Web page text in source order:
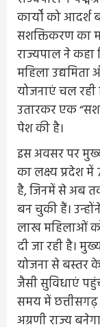
कार्यों को आदर्श
सशक्तिकरण का
राज्यपाल ने कहा
महिला
योजनाएं चल रही
उतारकर एक
पेश की है।
इस अवसर पर
का लक्ष्य प्रदेश
है, जिनमें से अब
बन चुकी हैं।
लाख महिलाओं
दी जा रही है।
योजना से बस्तर
जैसी सुविधाएं
समय में
अग्रणी राज्य